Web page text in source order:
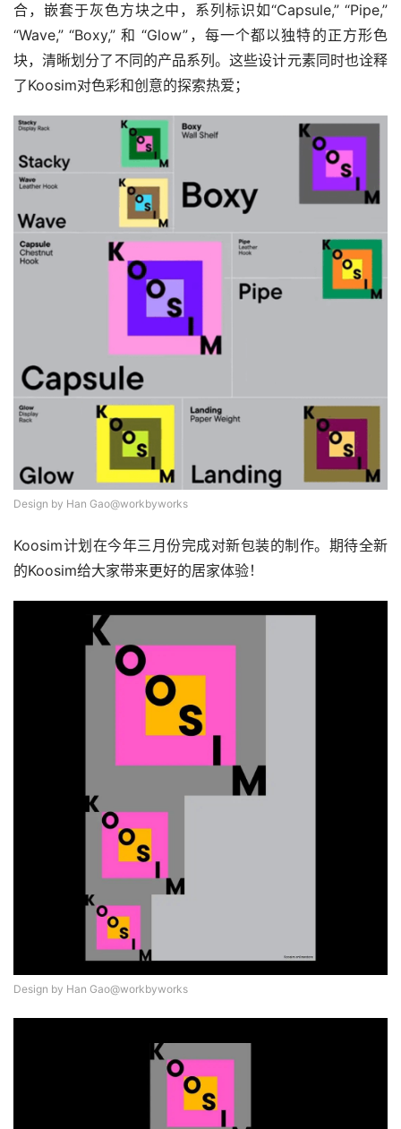
合，嵌套于灰色方块之中，系列标识如“Capsule,” “Pipe,”
“Wave,” “Boxy,” 和 “Glow”，每一个都以独特的正方形色
块，清晰划分了不同的产品系列。这些设计元素同时也诠释
了Koosim对色彩和创意的探索热爱；
Design by Han Gao@workbyworks
Koosim计划在今年三月份完成对新包装的制作。期待全新
的Koosim给大家带来更好的居家体验！
Design by Han Gao@workbyworks